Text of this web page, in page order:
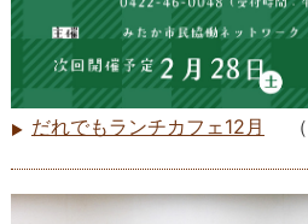
だれでもランチカフェ12月 （